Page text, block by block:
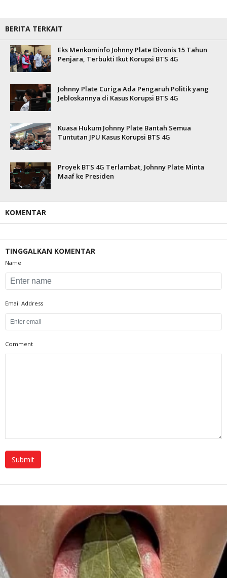
BERITA TERKAIT
Eks Menkominfo Johnny Plate Divonis 15 Tahun
Penjara, Terbukti Ikut Korupsi BTS 4G
Johnny Plate Curiga Ada Pengaruh Politik yang
Jebloskannya di Kasus Korupsi BTS 4G
Kuasa Hukum Johnny Plate Bantah Semua
Tuntutan JPU Kasus Korupsi BTS 4G
Proyek BTS 4G Terlambat, Johnny Plate Minta
Maaf ke Presiden
KOMENTAR
TINGGALKAN KOMENTAR
Name
Email Address
Comment